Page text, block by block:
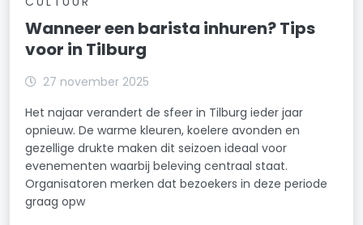
Wanneer een barista inhuren? Tips
voor in Tilburg
27 november 2025
Het najaar verandert de sfeer in Tilburg ieder jaar
opnieuw. De warme kleuren, koelere avonden en
gezellige drukte maken dit seizoen ideaal voor
evenementen waarbij beleving centraal staat.
Organisatoren merken dat bezoekers in deze periode
graag opw